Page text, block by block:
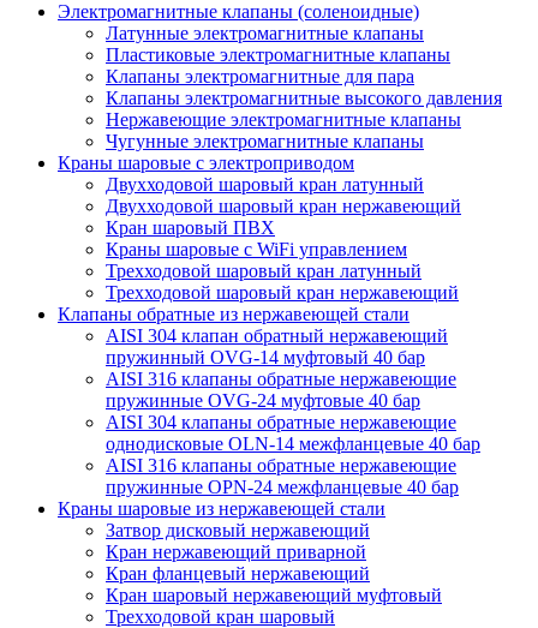
Электромагнитные клапаны (соленоидные)
Латунные электромагнитные клапаны
Пластиковые электромагнитные клапаны
Клапаны электромагнитные для пара
Клапаны электромагнитные высокого давления
Нержавеющие электромагнитные клапаны
Чугунные электромагнитные клапаны
Краны шаровые с электроприводом
Двухходовой шаровый кран латунный
Двухходовой шаровый кран нержавеющий
Кран шаровый ПВХ
Краны шаровые с WiFi управлением
Трехходовой шаровый кран латунный
Трехходовой шаровый кран нержавеющий
Клапаны обратные из нержавеющей стали
AISI 304 клапан обратный нержавеющий
пружинный OVG-14 муфтовый 40 бар
AISI 316 клапаны обратные нержавеющие
пружинные OVG-24 муфтовые 40 бар
AISI 304 клапаны обратные нержавеющие
однодисковые OLN-14 межфланцевые 40 бар
AISI 316 клапаны обратные нержавеющие
пружинные OPN-24 межфланцевые 40 бар
Краны шаровые из нержавеющей стали
Затвор дисковый нержавеющий
Кран нержавеющий приварной
Кран фланцевый нержавеющий
Кран шаровый нержавеющий муфтовый
Трехходовой кран шаровый